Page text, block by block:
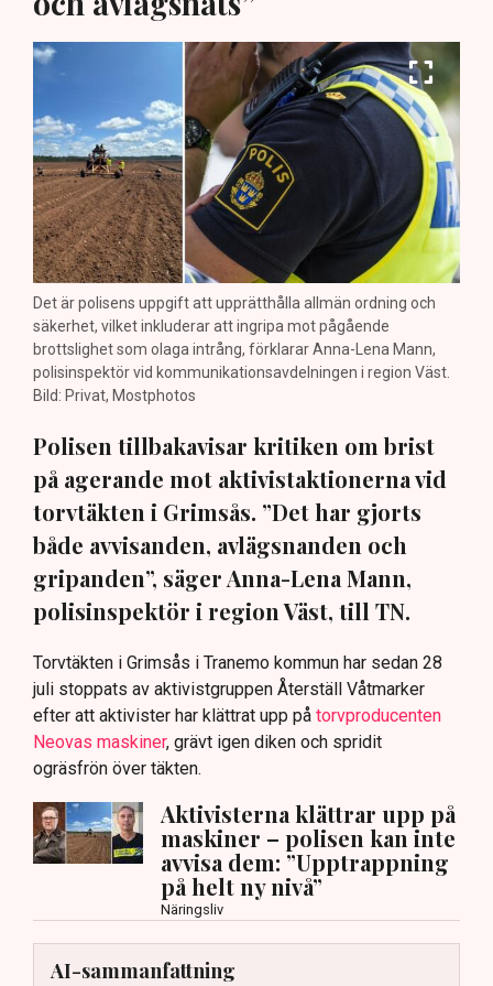
Det är polisens uppgift att upprätthålla allmän ordning och
säkerhet, vilket inkluderar att ingripa mot pågående
brottslighet som olaga intrång, förklarar Anna-Lena Mann,
polisinspektör vid kommunikationsavdelningen i region Väst.
Bild: Privat, Mostphotos
Polisen tillbakavisar kritiken om brist
på agerande mot aktivistaktionerna vid
torvtäkten i Grimsås. ”Det har gjorts
både avvisanden, avlägsnanden och
gripanden”, säger Anna-Lena Mann,
polisinspektör i region Väst, till TN.
Torvtäkten i Grimsås i Tranemo kommun har sedan 28
juli stoppats av aktivistgruppen Återställ Våtmarker
efter att aktivister har klättrat upp på torvproducenten
Neovas maskiner, grävt igen diken och spridit
ogräsfrön över täkten.
Aktivisterna klättrar upp på
maskiner – polisen kan inte
avvisa dem: ”Upptrappning
på helt ny nivå”
Näringsliv
AI-sammanfattning